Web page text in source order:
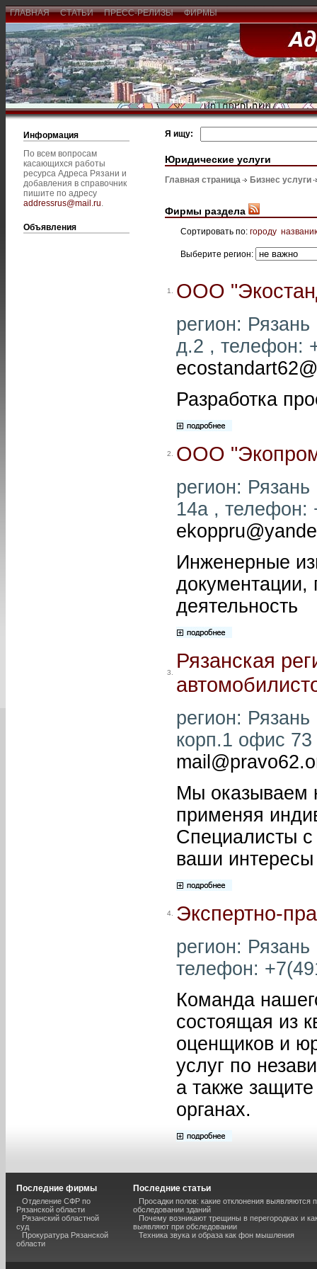
ГЛАВНАЯ СТАТЬИ ПРЕСС-РЕЛИЗЫ ФИРМЫ
Информация
По всем вопросам
касающихся работы
ресурса Адреса Рязани и
добавления в справочник
пишите по адресу
addressrus@mail.ru.
Объявления
Я ищу:
Юридические услуги
Главная страница Бизнес услуги
Фирмы раздела
Сортировать по: городу
Выберите регион:
1. ООО
регион:
д.2 , телефон:
Разработка
2. ООО
регион:
14а , телефон:
Инженерные
документации,
деятельность
3.
Рязанская
регион:
корп.1 офис
Мы оказываем
применяя
Специалисты с
ваши интересы
4. Экспертно-
регион:
телефон:
Команда
состоящая из
оценщиков и
услуг по
а также
органах.
Последние фирмы
Отделение СФР по
Рязанской области
Рязанский областной
суд
Прокуратура Рязанской
области
Последние статьи
Просадки полов: какие отклонения выявляются
обследовании зданий
Почему возникают трещины в перегородках и
выявляют при обследовании
Техника звука и образа как фон мышления